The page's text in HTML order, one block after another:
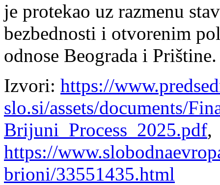
je protekao uz razmenu
bezbednosti i otvorenim
odnose Beograda i Prištine.
Izvori: https://
slo.si/assets/documents/
Brijuni_Process_2025.pdf,
https://
brioni/33551435.html